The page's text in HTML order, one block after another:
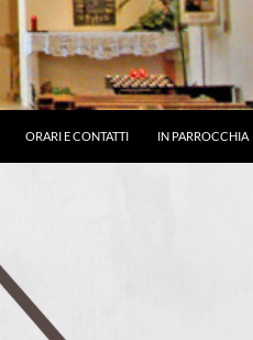
ORARI E CONTATTI IN PARROCCHIA